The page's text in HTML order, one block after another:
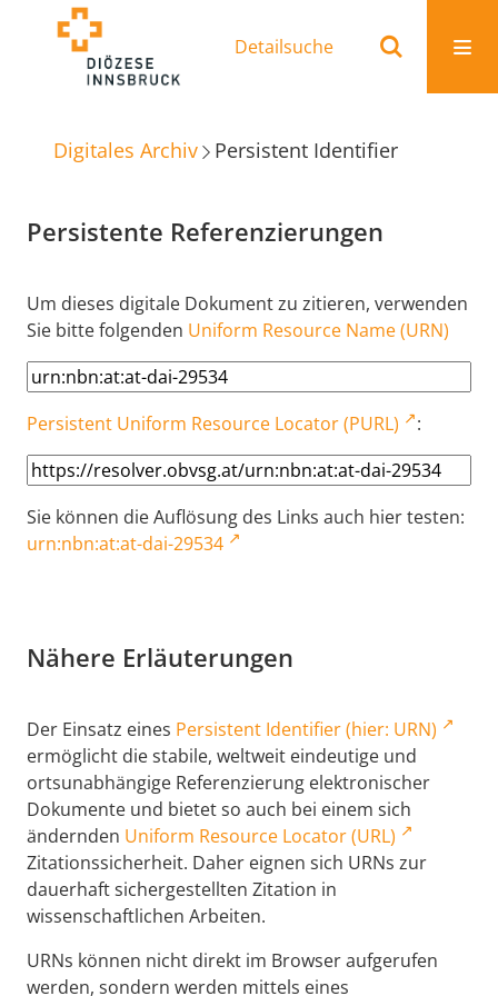
Detailsuche
Digitales Archiv Persistent Identifier
Persistente Referenzierungen
Um dieses digitale Dokument zu zitieren, verwenden
Sie bitte folgenden Uniform Resource Name (URN)
Persistent Uniform Resource Locator (PURL) :
Sie können die Auflösung des Links auch hier testen:
urn:nbn:at:at-dai-29534
Nähere Erläuterungen
Der Einsatz eines Persistent Identifier (hier: URN)
ermöglicht die stabile, weltweit eindeutige und
ortsunabhängige Referenzierung elektronischer
Dokumente und bietet so auch bei einem sich
ändernden Uniform Resource Locator (URL)
Zitationssicherheit. Daher eignen sich URNs zur
dauerhaft sichergestellten Zitation in
wissenschaftlichen Arbeiten.
URNs können nicht direkt im Browser aufgerufen
werden, sondern werden mittels eines